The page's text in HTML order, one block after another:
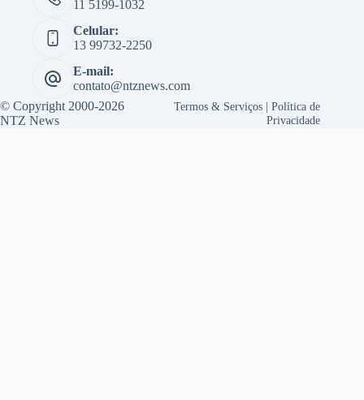
11 5199-1032
Celular:
13 99732-2250
E-mail:
contato@ntznews.com
© Copyright 2000-2026
NTZ News
Termos & Serviços |Política de
Privacidade